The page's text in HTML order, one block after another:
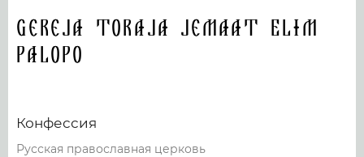
Gereja Toraja Jemaat Elim
Palopo
Конфессия
Русская православная церковь